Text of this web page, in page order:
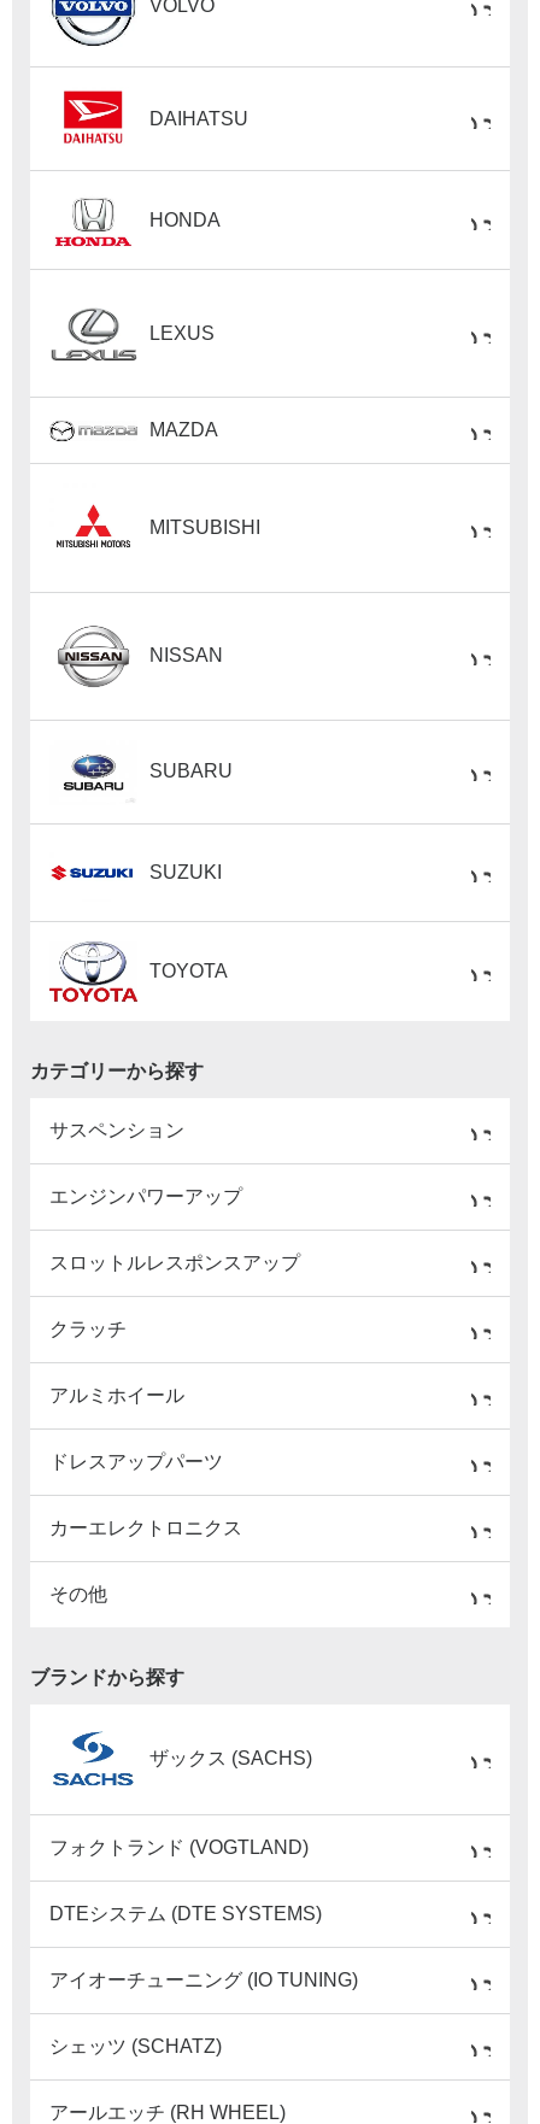
VOLVO
DAIHATSU
HONDA
LEXUS
MAZDA
MITSUBISHI
NISSAN
SUBARU
SUZUKI
TOYOTA
カテゴリーから探す
サスペンション
エンジンパワーアップ
スロットルレスポンスアップ
クラッチ
アルミホイール
ドレスアップパーツ
カーエレクトロニクス
その他
ブランドから探す
ザックス (SACHS)
フォクトランド (VOGTLAND)
DTEシステム (DTE SYSTEMS)
アイオーチューニング (IO TUNING)
シェッツ (SCHATZ)
アールエッチ (RH WHEEL)